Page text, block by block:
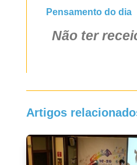
Pensamento do dia
Não ter
Artigos